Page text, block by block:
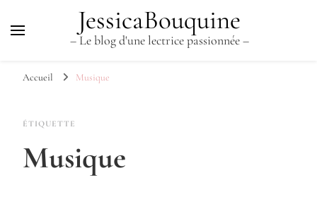
JessicaBouquine
– Le blog d'une lectrice passionnée –
Accueil Musique
ÉTIQUETTE
Musique